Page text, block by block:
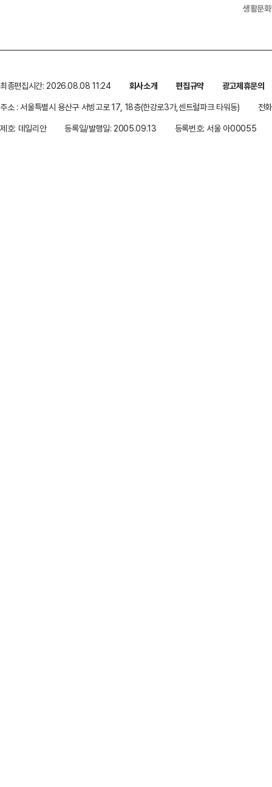
생활문
최종편집시간: 2026.08.08 11:24 회사소개 편집규약
광고제휴문의
주소 : 서울특별시 용산구 서빙고로 17, 18층(한강로3가,센트럴파크 타워동)
전
제호: 데일리안
등록일/발행일: 2005.09.13 등록번호: 서울 아00055